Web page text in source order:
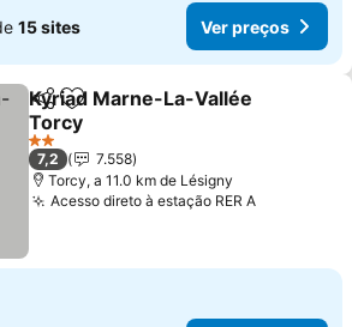
15 sites Ver preços
PartilharAdicionar aos favoritos
Kyriad Marne-La-Vallée
Torcy
Ver preços
2 Estrelas
7,2
7.558
Torcy, a 11.0 km de Lésigny
Acesso direto à estação RER AVer